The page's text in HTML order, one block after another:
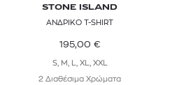
STONE ISLAND
ΑΝΔΡΙΚΟ T-SHIRT
195,00 €
S, M, L, XL, XXL
2 Διαθέσιμα Χρώματα